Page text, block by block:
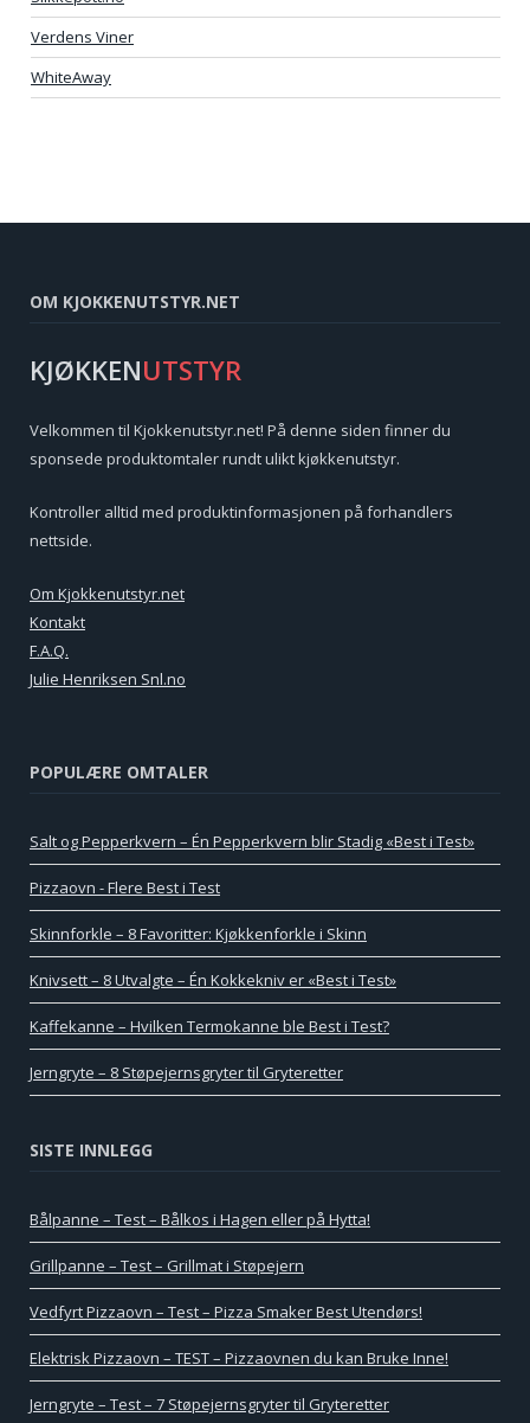
Verdens Viner
WhiteAway
OM KJOKKENUTSTYR.NET
KJØKKENUTSTYR
Velkommen til Kjokkenutstyr.net! På denne siden finner du
sponsede produktomtaler rundt ulikt kjøkkenutstyr.
Kontroller alltid med produktinformasjonen på forhandlers
nettside.
Om Kjokkenutstyr.net
Kontakt
F.A.Q.
Julie Henriksen Snl.no
POPULÆRE OMTALER
Salt og Pepperkvern – Én Pepperkvern blir Stadig «Best i Test»
Pizzaovn - Flere Best i Test
Skinnforkle – 8 Favoritter: Kjøkkenforkle i Skinn
Knivsett – 8 Utvalgte – Én Kokkekniv er «Best i Test»
Kaffekanne – Hvilken Termokanne ble Best i Test?
Jerngryte – 8 Støpejernsgryter til Gryteretter
SISTE INNLEGG
Bålpanne – Test – Bålkos i Hagen eller på Hytta!
Grillpanne – Test – Grillmat i Støpejern
Vedfyrt Pizzaovn – Test – Pizza Smaker Best Utendørs!
Elektrisk Pizzaovn – TEST – Pizzaovnen du kan Bruke Inne!
Jerngryte – Test – 7 Støpejernsgryter til Gryteretter